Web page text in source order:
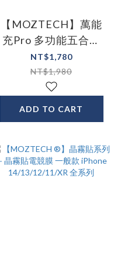
【MOZTECH】萬能
充Pro 多功能五合一
行動電源 6色
NT$1,780
NT$1,980
ADD TO CART